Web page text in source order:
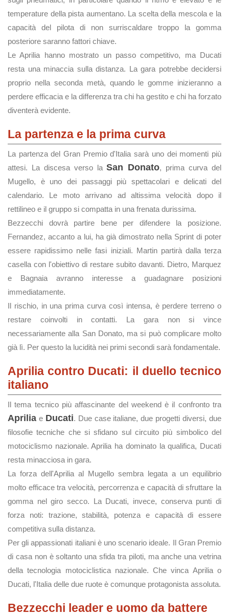
temperature della pista aumentano. La scelta della mescola e la
capacità del pilota di non surriscaldare troppo la gomma
posteriore saranno fattori chiave.
Le Aprilia hanno mostrato un passo competitivo, ma Ducati
resta una minaccia sulla distanza. La gara potrebbe decidersi
proprio nella seconda metà, quando le gomme inizieranno a
perdere efficacia e la differenza tra chi ha gestito e chi ha forzato
diventerà evidente.
La partenza e la prima curva
La partenza del Gran Premio d'Italia sarà uno dei momenti più
attesi. La discesa verso laSan Donato, prima curva del
Mugello, è uno dei passaggi più spettacolari e delicati del
calendario. Le moto arrivano ad altissima velocità dopo il
rettilineo e il gruppo si compatta in una frenata durissima.
Bezzecchi dovrà partire bene per difendere la posizione.
Fernandez, accanto a lui, ha già dimostrato nella Sprint di poter
essere rapidissimo nelle fasi iniziali. Martin partirà dalla terza
casella con l'obiettivo di restare subito davanti. Dietro, Marquez
e Bagnaia avranno interesse a guadagnare posizioni
immediatamente.
Il rischio, in una prima curva così intensa, è perdere terreno o
restare coinvolti in contatti. La gara non si vince
necessariamente alla San Donato, ma si può complicare molto
già lì. Per questo la lucidità nei primi secondi sarà fondamentale.
Aprilia contro Ducati: il duello tecnico
italiano
Il tema tecnico più affascinante del weekend è il confronto tra
Aprilia e Ducati. Due case italiane, due progetti diversi, due
filosofie tecniche che si sfidano sul circuito più simbolico del
motociclismo nazionale. Aprilia ha dominato la qualifica, Ducati
resta minacciosa in gara.
La forza dell'Aprilia al Mugello sembra legata a un equilibrio
molto efficace tra velocità, percorrenza e capacità di sfruttare la
gomma nel giro secco. La Ducati, invece, conserva punti di
forza noti: trazione, stabilità, potenza e capacità di essere
competitiva sulla distanza.
Per gli appassionati italiani è uno scenario ideale. Il Gran Premio
di casa non è soltanto una sfida tra piloti, ma anche una vetrina
della tecnologia motociclistica nazionale. Che vinca Aprilia o
Ducati, l'Italia delle due ruote è comunque protagonista assoluta.
Bezzecchi leader e uomo da battere